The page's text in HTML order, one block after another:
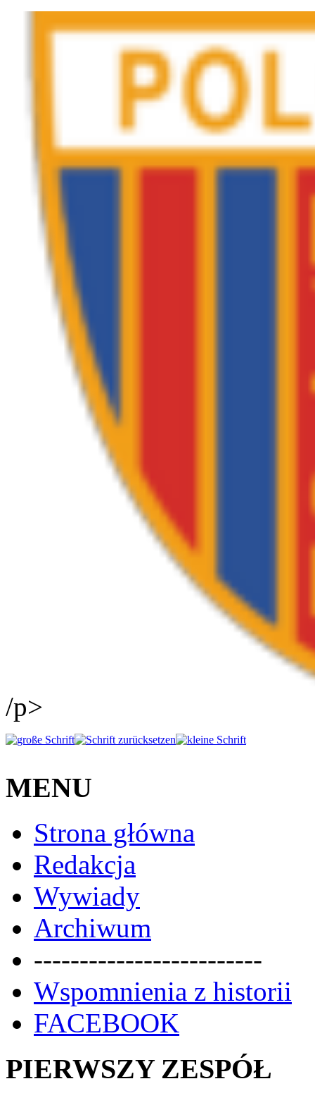
/p>
MENU
Strona główna
Redakcja
Wywiady
Archiwum
-------------------------
Wspomnienia z historii
FACEBOOK
PIERWSZY ZESPÓŁ